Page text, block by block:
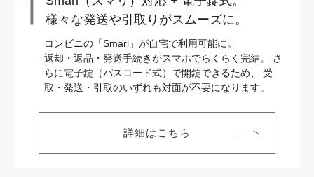
様々な発送や引取りがスムーズに。
コンビニの「Smari」が自宅で利用可能に。
返却・返品・発送手続きがスマホでらくらく完結。
さ
らに電子錠（パスコード式）で開錠できるため、
受
取・発送・引取のいずれも対面が不要になります。
詳細はこちら